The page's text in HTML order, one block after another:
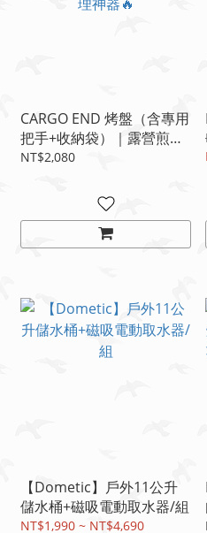
CARGO END 烤盤（含專用
把手+收納袋）｜露營煎烤
盤｜戶外燒烤盤｜露營料理
NT$2,080
【Dometic】戶外11公升
儲水桶+磁吸電動取水器/組
NT$1,990 ~ NT$4,690